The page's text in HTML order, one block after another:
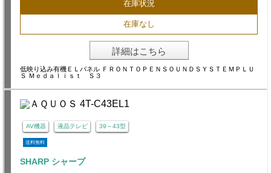
在庫状況
在庫なし
詳細はこちら
低映り込み有機ＥＬパネル ＦＲＯＮＴＯＰＥＮＳＯＵＮＤＳＹＳＴＥＭＰＬＵ
Ｓ Ｍｅｄａｌｉｓｔ Ｓ３
AV機器 液晶テレビ 39～43型
送料無料
SHARP シャープ